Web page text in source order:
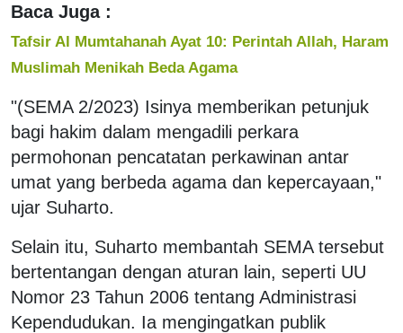
Baca Juga :
Tafsir Al Mumtahanah Ayat 10: Perintah Allah, Haram
Muslimah Menikah Beda Agama
"(SEMA 2/2023) Isinya memberikan petunjuk
bagi hakim dalam mengadili perkara
permohonan pencatatan perkawinan antar
umat yang berbeda agama dan kepercayaan,"
ujar Suharto.
Selain itu, Suharto membantah SEMA tersebut
bertentangan dengan aturan lain, seperti UU
Nomor 23 Tahun 2006 tentang Administrasi
Kependudukan. Ia mengingatkan publik